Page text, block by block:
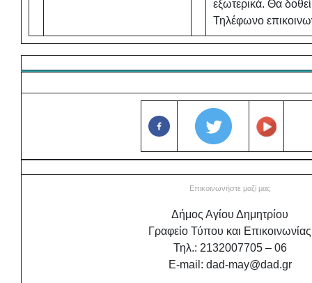
εξωτερικά. Θα δοθεί
Τηλέφωνο
Επικοινωνήστε μαζί μας
Δήμος Αγίου Δημητρίου
Γραφείο Τύπου και Επικοινωνίας
Τηλ.: 2132007705 – 06
E-mail: dad-may@dad.gr